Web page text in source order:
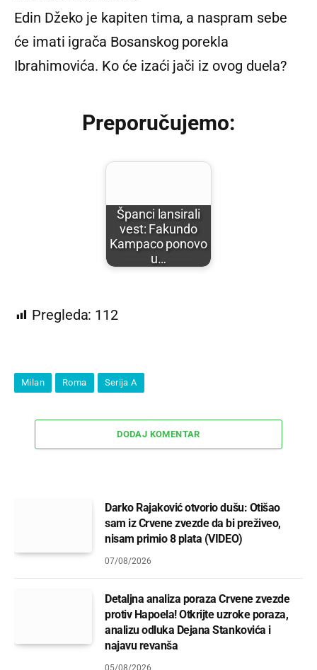
Edin Džeko je kapiten tima, a naspram sebe
će imati igrača Bosanskog porekla
Ibrahimovića. Ko će izaći jači iz ovog duela?
Preporučujemo:
Španci lansirali
vest: Fakundo
Kampaco ponovo
u…
Pregleda: 112
Milan Roma Serija A
DODAJ KOMENTAR
Darko Rajaković otvorio dušu: Otišao
sam iz Crvene zvezde da bi preživeo,
nisam primio 8 plata (VIDEO)
07/08/2026
Detaljna analiza poraza Crvene zvezde
protiv Hapoela! Otkrijte uzroke poraza,
analizu odluka Dejana Stankovića i
najavu revanša
05/08/2026